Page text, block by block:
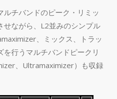
ルチバンドのピーク・リミッ
せながら、L2並みのシンプル
、ミックス、トラッ
行うマルチバンドピークリ
、Ultramaximizer）も収録